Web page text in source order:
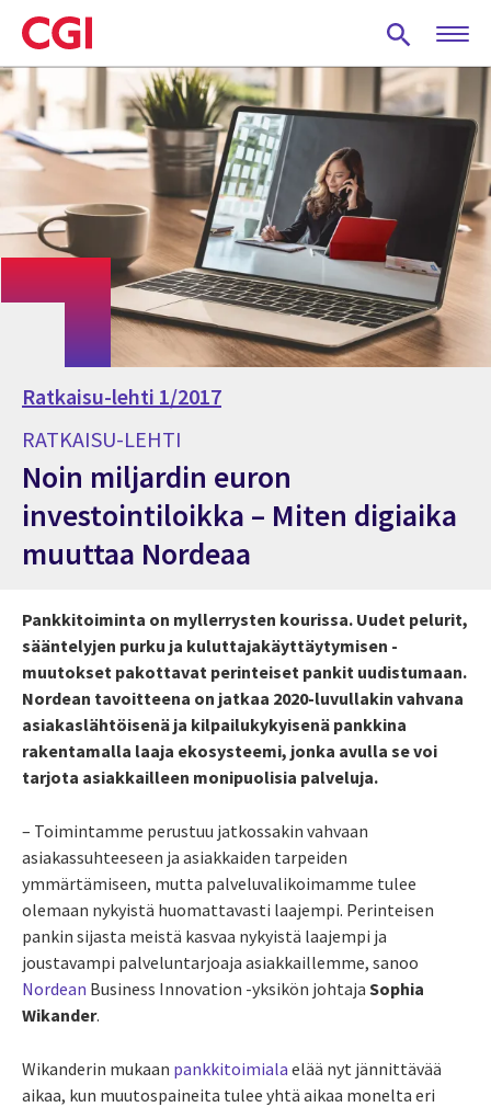
Skip
to
main
content
Ratkaisu-lehti 1/2017
RATKAISU-LEHTI
Noin miljardin euron
investointiloikka – Miten digiaika
muuttaa Nordeaa
Pankkitoiminta on myllerrysten kourissa. Uudet pelurit,
sääntelyjen purku ja kuluttaja­käyttäytymisen ­
muutokset pakottavat perinteiset pankit uudistumaan.
Nordean ­tavoitteena on jatkaa 2020-luvullakin vahvana
asiakaslähtöisenä ja kilpailukykyisenä pankkina
rakentamalla laaja ekosysteemi, jonka avulla se voi
tarjota asiakkailleen monipuolisia palveluja.
– Toimintamme perustuu jatkossakin vahvaan
asiakassuhteeseen ja asiakkaiden tarpeiden
ymmärtämiseen, mutta palveluvalikoimamme tulee
olemaan nykyistä huomattavasti laajempi. Perinteisen
pankin sijasta meistä kasvaa nykyistä laajempi ja
joustavampi palveluntarjoaja asiakkaillemme, sanoo
Nordean Business Innovation -yksikön johtaja Sophia
Wikander.
Wikanderin mukaan pankkitoimiala elää nyt jännittävää
aikaa, kun muutospaineita tulee yhtä aikaa monelta eri